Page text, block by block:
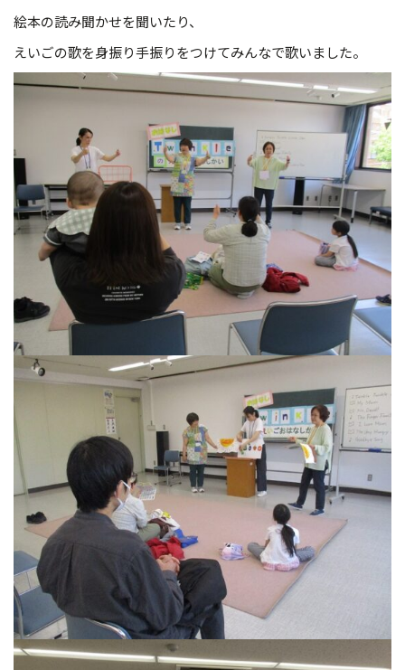
絵本の読み聞かせを聞いたり、
えいごの歌を身振り手振りをつけてみんなで歌いました。